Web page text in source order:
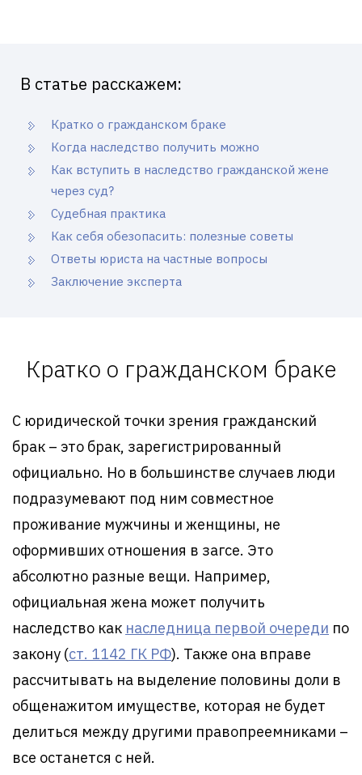
В статье расскажем:
Кратко о гражданском браке
Когда наследство получить можно
Как вступить в наследство гражданской жене
через суд?
Судебная практика
Как себя обезопасить: полезные советы
Ответы юриста на частные вопросы
Заключение эксперта
Кратко о гражданском браке
С юридической точки зрения гражданский
брак – это брак, зарегистрированный
официально. Но в большинстве случаев люди
подразумевают под ним совместное
проживание мужчины и женщины, не
оформивших отношения в загсе. Это
абсолютно разные вещи. Например,
официальная жена может получить
наследство как наследница первой очереди по
закону (ст. 1142 ГК РФ). Также она вправе
рассчитывать на выделение половины доли в
общенажитом имуществе, которая не будет
делиться между другими правопреемниками –
все останется с ней.